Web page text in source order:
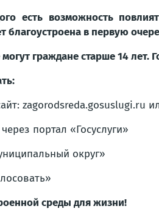
есть возможность
благоустроена в первую
граждане старше 14 лет.
zagorodsreda.gosuslugi.ru
портал «Госуслуги»
округ»
среды для жизни!